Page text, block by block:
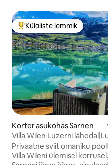
Külaliste suur lemmik
Külaliste lemmik
Korter asukohas Sarnen
Villa Wilen Luzerni
puhkus järve kaldal
Privaatne sviit omaniku
Villa Wileni ülemisel